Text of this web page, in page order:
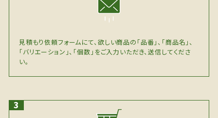
見積もり依頼フォームにて、欲しい商品の「品番」、「商品名」、
「バリエーション」、「個数」をご入力いただき、送信してくださ
い。